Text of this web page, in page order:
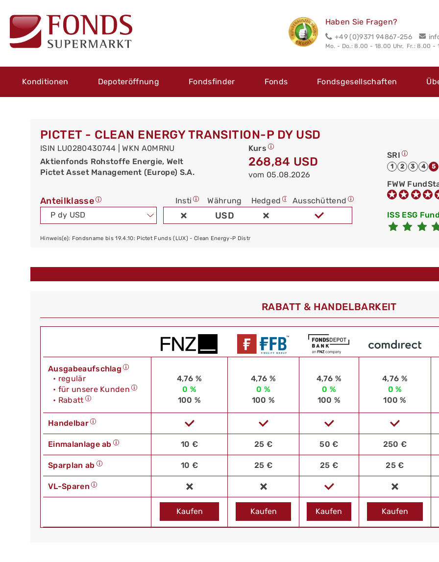
Haben Sie Fragen?
+49 (0)9371 94867-256
Mo. - Do.: 8.00 - 18.00 Uhr, Fr.: 8.00 -
Konditionen Depoteröffnung Fondsfinder Fonds Fondsgesellschaften
PICTET - CLEAN ENERGY TRANSITION-P DY USD
ISIN LU0280430744 | WKN A0MRNU
Aktienfonds Rohstoffe Energie, Welt
Pictet Asset Management (Europe) S.A.
Kurs
268,84 USD
vom 05.08.2026
Anteilklasse Insti Währung Hedged
Ausschüttend
P dy USD
USD
Hinweis(e): Fondsname bis 19.4.10: Pictet Funds (LUX) - Clean Energy-P Distr
SRI
1 2 3 4 5
FWW
ISS ESG
RABATT & HANDELBARKEIT
Ausgabeaufschlag
• regulär
4,76 % 4,76 % 4,76 % 4,76 %
• für unsere Kunden
0 % 0 % 0 % 0 %
• Rabatt
100 % 100 % 100 % 100 %
Handelbar
Einmalanlage ab 10 € 25 € 50 € 250 €
Sparplan ab 10 € 25 € 25 € 25 €
VL-Sparen
Kaufen Kaufen Kaufen Kaufen